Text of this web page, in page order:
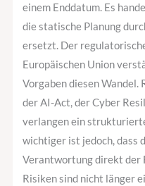
einem Enddatum. Es
die statische Planung
ersetzt. Der
Europäischen Union
Vorgaben diesen Wandel.
der AI-Act, der Cyber
verlangen ein
wichtiger ist jedoch, dass
Verantwortung direkt der
Risiken sind nicht länger